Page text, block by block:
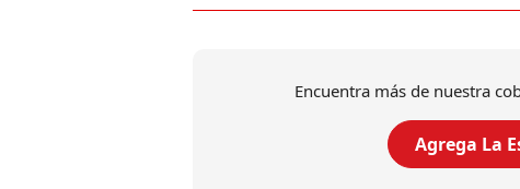
Encuentra más de nuestra
Agrega La